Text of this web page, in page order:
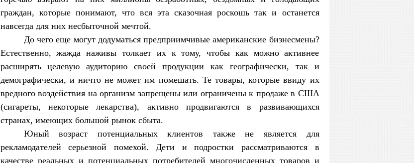
граждан, которые понимают, что вся эта сказочная роскошь так и останется
навсегда для них несбыточной мечтой.
До чего еще могут додуматься предприимчивые американские бизнесмены?
Естественно, жажда наживы толкает их к тому, чтобы как можно активнее
расширять целевую аудиторию своей продукции как географически, так и
демографически, и ничто не может им помешать. Те товары, которые ввиду их
вредного воздействия на организм запрещены или ограничены к продаже в США
(сигареты, некоторые лекарства), активно продвигаются в развивающихся
странах, имеющих большой рынок сбыта.
Юный возраст потенциальных клиентов также не является для
рекламодателей серьезной помехой. Дети и подростки рассматриваются в
качестве реальных и потенциальных потребителей многочисленных товаров и